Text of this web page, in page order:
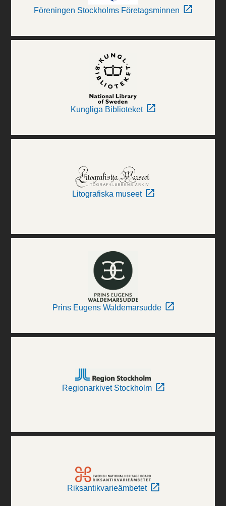
Föreningen Stockholms Företagsminnen
Kungliga Biblioteket
Litografiska museet
Prins Eugens Waldemarsudde
Regionarkivet Stockholm
Riksantikvarieämbetet